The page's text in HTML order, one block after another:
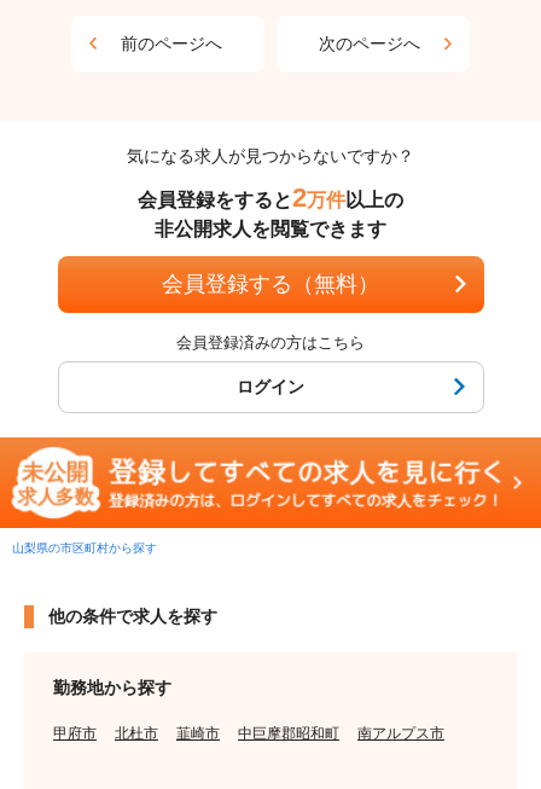
前のページへ 次のページへ
気になる求人が見つからないですか？
会員登録をすると2万件以上の
非公開求人を閲覧できます
会員登録する（無料）
会員登録済みの方はこちら
ログイン
山梨県の市区町村から探す
他の条件で求人を探す
勤務地から探す
甲府市 北杜市 韮崎市 中巨摩郡昭和町 南アルプス市